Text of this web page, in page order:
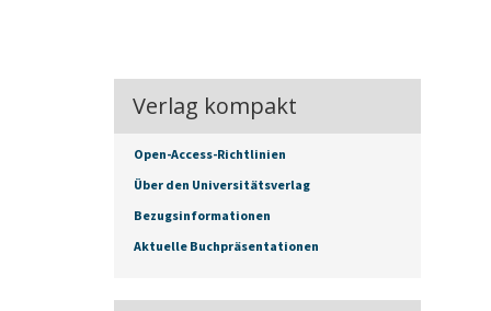
Verlag kompakt
Open-Access-Richtlinien
Über den Universitätsverlag
Bezugsinformationen
Aktuelle Buchpräsentationen